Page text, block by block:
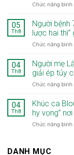
Chức năng bình
05
Th8
Người bệnh
lược hai
Chức năng bình
04
Th8
Người mẹ
giải ép tủy
Chức năng bình
04
Th8
Khúc ca
hy vọng”
Chức năng bình
DANH MỤC